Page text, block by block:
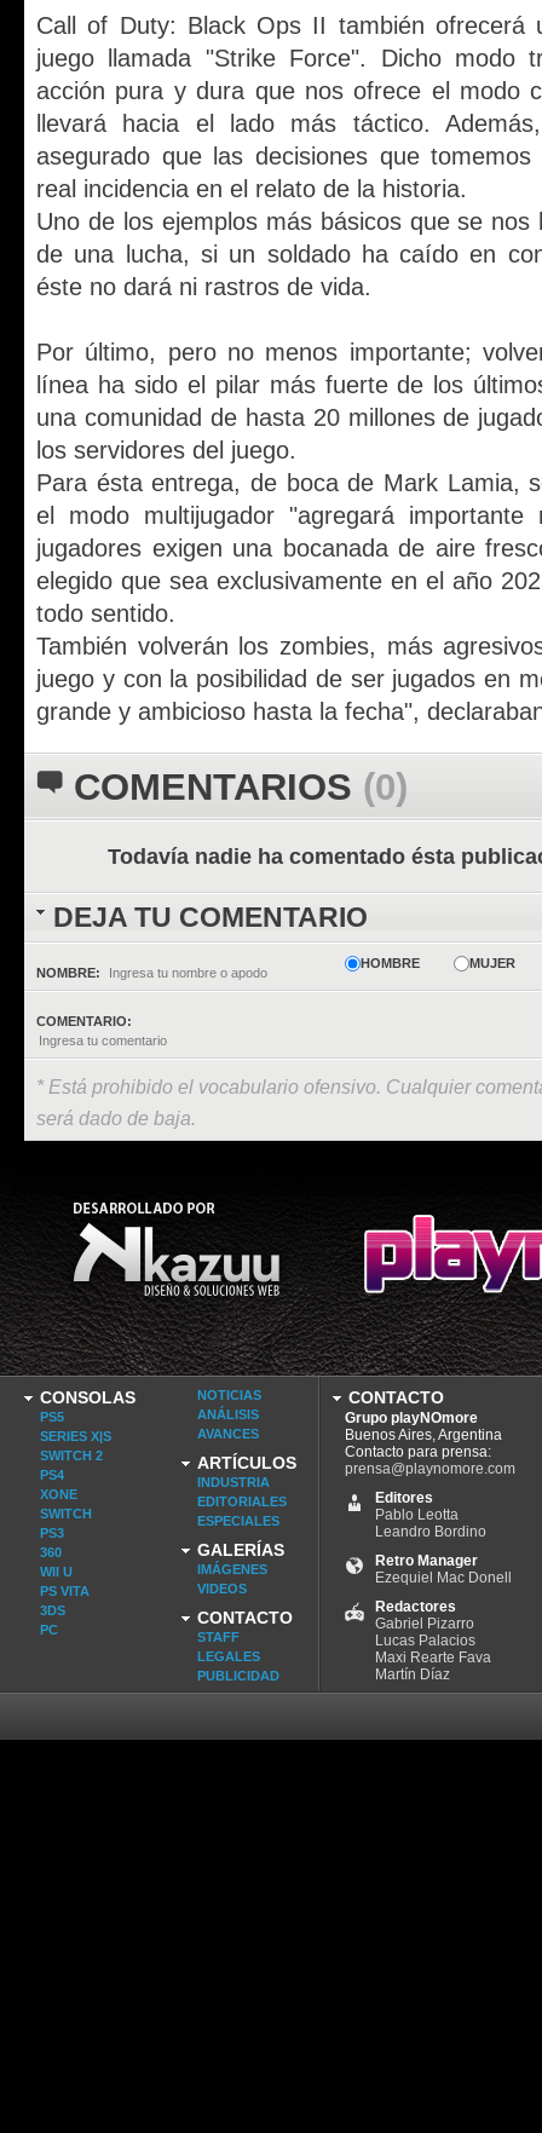
Call of Duty: Black Ops II también ofrecerá
juego llamada "Strike Force". Dicho modo
acción pura y dura que nos ofrece el modo
llevará hacia el lado más táctico.
asegurado que las decisiones que
real incidencia en el relato de la historia.
Uno de los ejemplos más básicos que se
de una lucha, si un soldado ha caído en
éste no dará ni rastros de vida.
Por último, pero no menos importante;
línea ha sido el pilar más fuerte de los
una comunidad de hasta 20 millones de
los servidores del juego.
Para ésta entrega, de boca de Mark Lamia,
el modo multijugador "agregará
jugadores exigen una bocanada de aire
elegido que sea exclusivamente en el año
todo sentido.
También volverán los zombies, más
juego y con la posibilidad de ser jugados en
grande y ambicioso hasta la fecha",
COMENTARIOS (0)
Todavía nadie ha comentado ésta
DEJA TU COMENTARIO
NOMBRE:
HOMBRE MUJER
COMENTARIO:
* Está prohibido el vocabulario ofensivo. Cualquier
será dado de baja.
CONSOLAS
PS5
SERIES X|S
SWITCH 2
PS4
XONE
SWITCH
PS3
360
WII U
PS VITA
3DS
PC
NOTICIAS
ANÁLISIS
AVANCES
ARTÍCULOS
INDUSTRIA
EDITORIALES
ESPECIALES
GALERÍAS
IMÁGENES
VIDEOS
CONTACTO
STAFF
LEGALES
PUBLICIDAD
CONTACTO
Grupo playNOmore
Buenos Aires, Argentina
Contacto para prensa:
prensa@playnomore.com
Editores
Pablo Leotta
Leandro Bordino
Retro Manager
Ezequiel Mac Donell
Redactores
Gabriel Pizarro
Lucas Palacios
Maxi Rearte Fava
Martín Díaz